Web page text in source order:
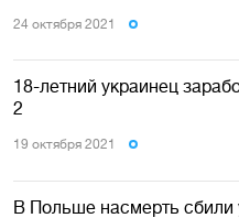
24 октября 2021
18-летний украинец
2
19 октября 2021
В Польше насмерть сбили